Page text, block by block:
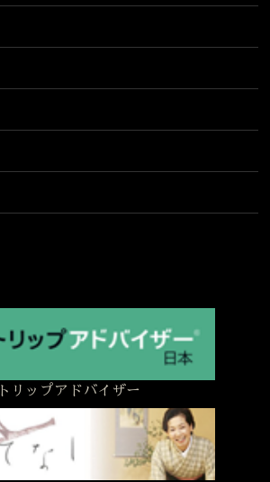
トリップアドバイザー